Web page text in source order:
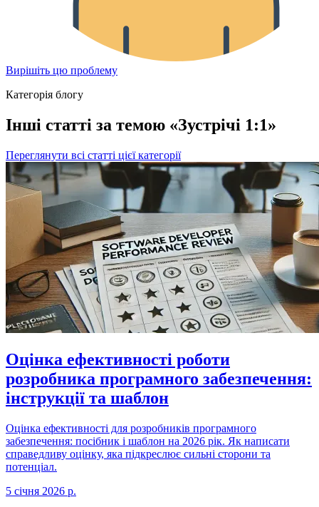
Вирішіть цю проблему
Категорія блогу
Інші статті за темою «Зустрічі 1:1»
Переглянути всі статті цієї категорії
Оцінка ефективності роботи
розробника програмного забезпечення:
інструкції та шаблон
Оцінка ефективності для розробників програмного
забезпечення: посібник і шаблон на 2026 рік. Як написати
справедливу оцінку, яка підкреслює сильні сторони та
потенціал.
5 січня 2026 р.